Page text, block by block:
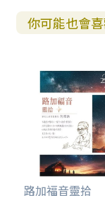
c 神國的治
d 預言彼得否
4 耶穌被捉
5 彼得否認
6 耶穌受審
a 在公會前
b 在彼拉多
c 在希律前
d 在彼拉多
7 耶穌的死
a 往「國髏
你可能也會
路加福音靈拾